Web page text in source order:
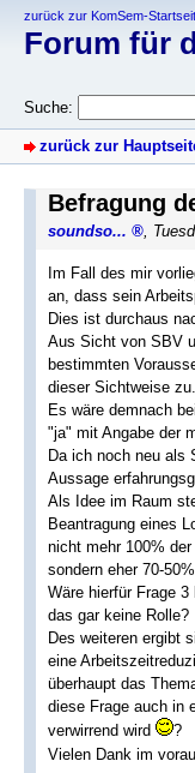
zurück zur KomSem-
Forum für
Suche:
zurück zur
Befragung
soundso... ,
Im Fall des mir
an, dass sein
Dies ist durchaus
Aus Sicht von SBV
bestimmten
dieser Sichtweise zu.
Es wäre demnach
"ja" mit Angabe der
Da ich noch neu als
Aussage
Als Idee im Raum
Beantragung eines
nicht mehr 100%
sondern eher 70-
Wäre hierfür Frage
das gar keine Rolle?
Des weiteren ergibt
eine
überhaupt das
diese Frage auch in
verwirrend wird
?
Vielen Dank im